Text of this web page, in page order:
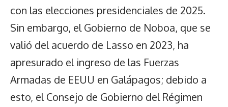
con las elecciones presidenciales de 2025.
Sin embargo, el Gobierno de Noboa, que se
valió del acuerdo de Lasso en 2023, ha
apresurado el ingreso de las Fuerzas
Armadas de EEUU en Galápagos; debido a
esto, el Consejo de Gobierno del Régimen